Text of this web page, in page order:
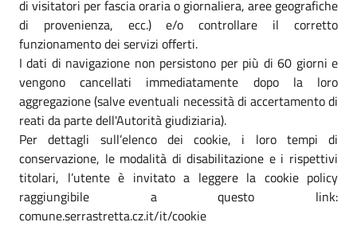
di visitatori per fascia oraria o giornaliera, aree geografiche
di provenienza, ecc.) e/o controllare il corretto
funzionamento dei servizi offerti.
I dati di navigazione non persistono per più di 60 giorni e
vengono cancellati immediatamente dopo la loro
aggregazione (salve eventuali necessità di accertamento di
reati da parte dell'Autorità giudiziaria).
Per dettagli sull’elenco dei cookie, i loro tempi di
conservazione, le modalità di disabilitazione e i rispettivi
titolari, l’utente è invitato a leggere la cookie policy
raggiungibile a questo link:
comune.serrastretta.cz.it/it/cookie